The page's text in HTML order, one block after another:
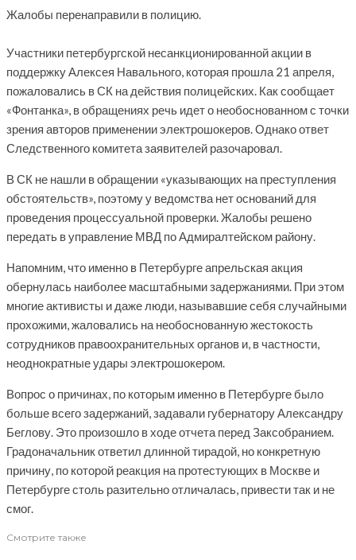
Жалобы перенаправили в полицию.
Участники петербургской несанкционированной акции в
поддержку Алексея Навального, которая прошла 21 апреля,
пожаловались в СК на действия полицейских. Как сообщает
«Фонтанка», в обращениях речь идет о необоснованном с точки
зрения авторов применении электрошокеров. Однако ответ
Следственного комитета заявителей разочаровал.
В СК не нашли в обращении «указывающих на преступления
обстоятельств», поэтому у ведомства нет оснований для
проведения процессуальной проверки. Жалобы решено
передать в управление МВД по Адмиралтейском району.
Напомним, что именно в Петербурге апрельская акция
обернулась наиболее масштабными задержаниями. При этом
многие активисты и даже люди, называвшие себя случайными
прохожими, жаловались на необоснованную жестокость
сотрудников правоохранительных органов и, в частности,
неоднократные удары электрошокером.
Вопрос о причинах, по которым именно в Петербурге было
больше всего задержаний, задавали губернатору Александру
Беглову. Это произошло в ходе отчета перед Заксобранием.
Градоначальник ответил длинной тирадой, но конкретную
причину, по которой реакция на протестующих в Москве и
Петербурге столь разительно отличалась, привести так и не
смог.
Смотрите также